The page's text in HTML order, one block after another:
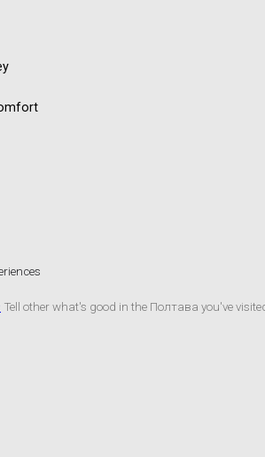
Tell other what's good in the Полтава you've